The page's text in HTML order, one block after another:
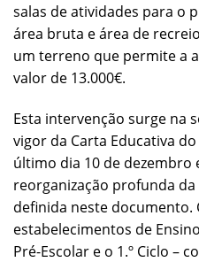
salas de atividades para o
área bruta e área de
um terreno que permite a
valor de 13.000€.
Esta intervenção surge na
vigor da Carta Educativa
último dia 10 de dezembro
reorganização profunda
definida neste documento.
estabelecimentos de
Pré-Escolar e o 1.º Ciclo –